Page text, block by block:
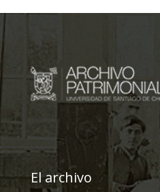
El archivo